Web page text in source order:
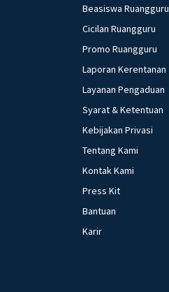
Beasiswa Ruangguru
Cicilan Ruangguru
Promo Ruangguru
Laporan Kerentanan
Layanan Pengaduan
Syarat & Ketentuan
Kebijakan Privasi
Tentang Kami
Kontak Kami
Press Kit
Bantuan
Karir